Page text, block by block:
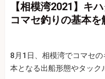
【相模湾2021】キ
コマセ釣りの基本を
8月1日、相模湾でコマセ
本となる出船形態やタック